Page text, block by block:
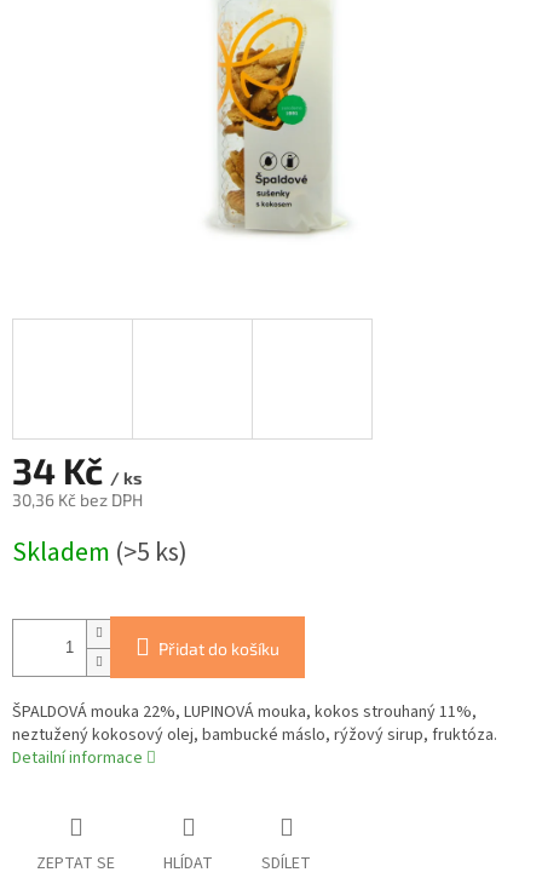
34 Kč / ks
30,36 Kč bez DPH
cena:
Skladem (>5 ks)
Přidat do košíku
ŠPALDOVÁ mouka 22%, LUPINOVÁ mouka, kokos strouhaný 11%,
neztužený kokosový olej, bambucké máslo, rýžový sirup, fruktóza.
Detailní informace
ZEPTAT SE HLÍDAT SDÍLET